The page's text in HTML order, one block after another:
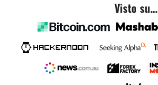
Visto su...